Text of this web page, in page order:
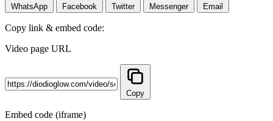
WhatsApp Facebook Twitter Messenger Email
Copy link & embed code:
Video page URL
Copy
Embed code (iframe)